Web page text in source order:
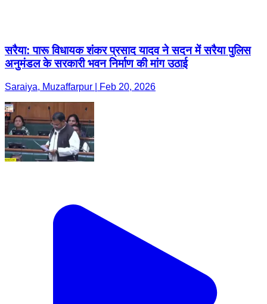
सरैया: पारू विधायक शंकर प्रसाद यादव ने सदन में सरैया पुलिस
अनुमंडल के सरकारी भवन निर्माण की मांग उठाई
Saraiya, Muzaffarpur | Feb 20, 2026